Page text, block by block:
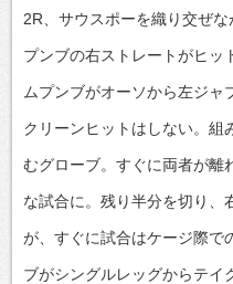
2R、サウスポーを織り交ぜ
プンブの右ストレートがヒッ
ムプンブがオーソから左ジャ
クリーンヒットはしない。組
むグローブ。すぐに両者が離
な試合に。残り半分を切り、
が、すぐに試合はケージ際で
ブがシングルレッグからテイ